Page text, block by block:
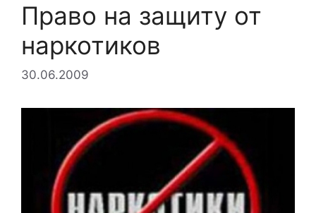
Право на защиту от
наркотиков
30.06.2009